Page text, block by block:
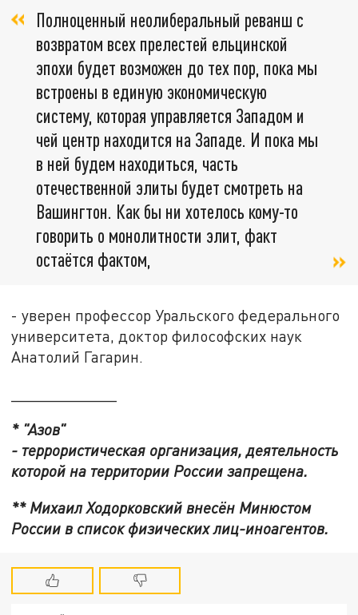
Полноценный неолиберальный реванш с
возвратом всех прелестей ельцинской
эпохи будет возможен до тех пор, пока мы
встроены в единую экономическую
систему, которая управляется Западом и
чей центр находится на Западе. И пока мы
в ней будем находиться, часть
отечественной элиты будет смотреть на
Вашингтон. Как бы ни хотелось кому-то
говорить о монолитности элит, факт
остаётся фактом,
- уверен профессор Уральского федерального
университета, доктор философских наук
Анатолий Гагарин.
* "Азов"
- террористическая организация, деятельность
которой на территории России запрещена.
** Михаил Ходорковский внесён Минюстом
России в список физических лиц-иноагентов.